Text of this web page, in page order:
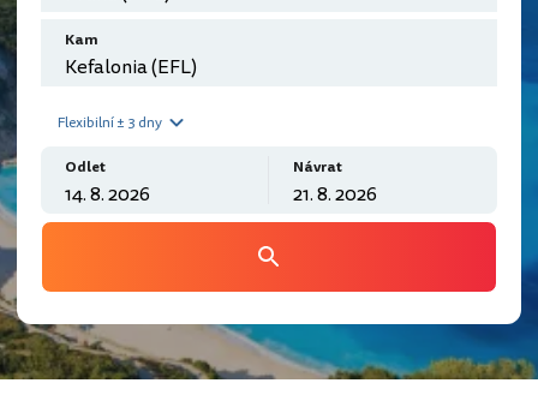
Kam
Flexibilní ± 3 dny
Odlet Návrat